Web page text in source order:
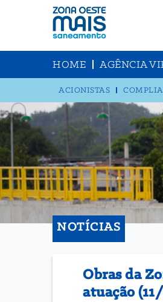
HOME AGÊNCIA
ACIONISTAS
NOTÍCIAS
Obras da
atuação